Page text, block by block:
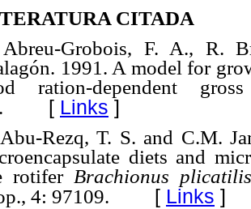
CITADA
Grobois, F. A., R.
1991. A model for
ration-dependent
[ Links ]
Rezq, T. S. and C.M.
diets and
rotifer Brachionus
4: 97109. [ Links ]